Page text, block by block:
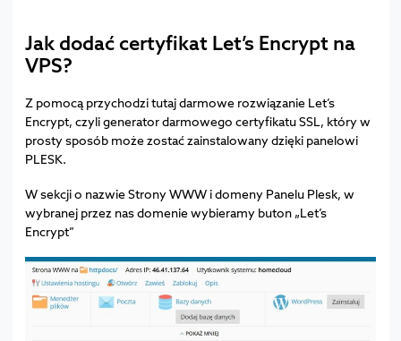
Jak dodać certyfikat Let’s Encrypt na
VPS?
Z pomocą przychodzi tutaj darmowe rozwiązanie Let’s
Encrypt, czyli generator darmowego certyfikatu SSL, który w
prosty sposób może zostać zainstalowany dzięki panelowi
PLESK.
W sekcji o nazwie Strony WWW i domeny Panelu Plesk, w
wybranej przez nas domenie wybieramy buton „Let’s
Encrypt”